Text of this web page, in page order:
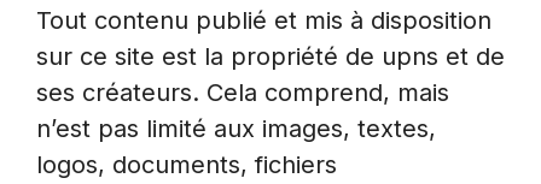
Tout contenu publié et mis à disposition
sur ce site est la propriété de upns et de
ses créateurs. Cela comprend, mais
n’est pas limité aux images, textes,
logos, documents, fichiers